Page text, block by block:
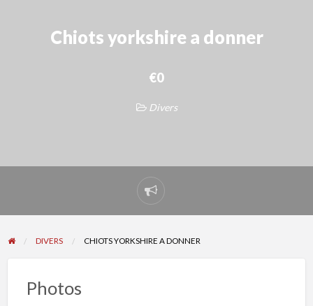
Chiots yorkshire a donner
€0
Divers
Signaler
un
problème
DIVERS CHIOTS YORKSHIRE A DONNER
Photos